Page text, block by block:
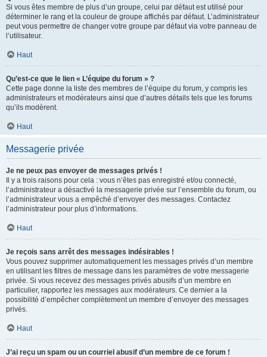
Si vous êtes membre de plus d’un groupe, celui par défaut est utilisé pour
déterminer le rang et la couleur de groupe affichés par défaut. L’administrateur
peut vous permettre de changer votre groupe par défaut via votre panneau de
l’utilisateur.
Haut
Qu’est-ce que le lien « L’équipe du forum » ?
Cette page donne la liste des membres de l’équipe du forum, y compris les
administrateurs et modérateurs ainsi que d’autres détails tels que les forums
qu’ils modèrent.
Haut
Messagerie privée
Je ne peux pas envoyer de messages privés !
Il y a trois raisons pour cela : vous n’êtes pas enregistré et/ou connecté,
l’administrateur a désactivé la messagerie privée sur l’ensemble du forum, ou
l’administrateur vous a empêché d’envoyer des messages. Contactez
l’administrateur pour plus d’informations.
Haut
Je reçois sans arrêt des messages indésirables !
Vous pouvez supprimer automatiquement les messages privés d’un membre
en utilisant les filtres de message dans les paramètres de votre messagerie
privée. Si vous recevez des messages privés abusifs d’un membre en
particulier, rapportez les messages aux modérateurs. Ce dernier a la
possibilité d’empêcher complètement un membre d’envoyer des messages
privés.
Haut
J’ai reçu un spam ou un courriel abusif d’un membre de ce forum !